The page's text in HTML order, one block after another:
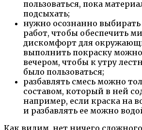
пользоваться, пока
подсыхать;
нужно осознанно выбирать
работ, чтобы обеспечить
дискомфорт для
выполнить покраску
вечером, чтобы к утру
было пользоваться;
разбавлять смесь можно
составом, который в ней
например, если краска на
и разбавлять ее можно